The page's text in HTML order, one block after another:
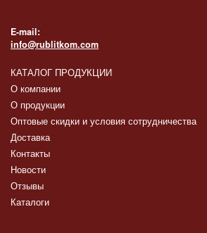
E-mail:
info@rublitkom.com
КАТАЛОГ ПРОДУКЦИИ
О компании
О продукции
Оптовые скидки и условия сотрудничества
Доставка
Контакты
Новости
Отзывы
Каталоги